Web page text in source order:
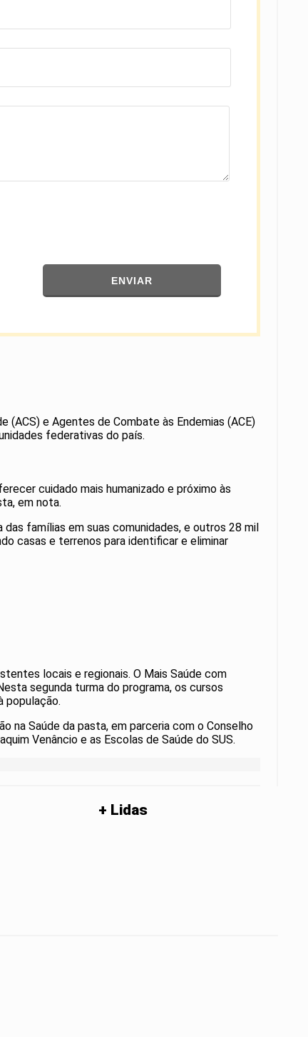
ENVIAR
(ACS) e Agentes de Combate às Endemias (ACE)
federativas do país.
cuidado mais humanizado e próximo às
em nota.
famílias em suas comunidades, e outros 28 mil
casas e terrenos para identificar e eliminar
locais e regionais. O Mais Saúde com
segunda turma do programa, os cursos
população.
na Saúde da pasta, em parceria com o Conselho
Venâncio e as Escolas de Saúde do SUS.
+ Lidas